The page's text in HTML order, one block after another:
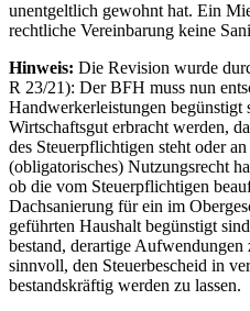
unentgeltlich gewohnt hat. Ein
rechtliche Vereinbarung keine
Hinweis: Die Revision wurde
R 23/21): Der BFH muss nun
Handwerkerleistungen begünstigt
Wirtschaftsgut erbracht werden,
des Steuerpflichtigen steht oder
(obligatorisches) Nutzungsrecht
ob die vom Steuerpflichtigen
Dachsanierung für ein im
geführten Haushalt begünstigt
bestand, derartige Aufwendungen
sinnvoll, den Steuerbescheid in
bestandskräftig werden zu lassen.